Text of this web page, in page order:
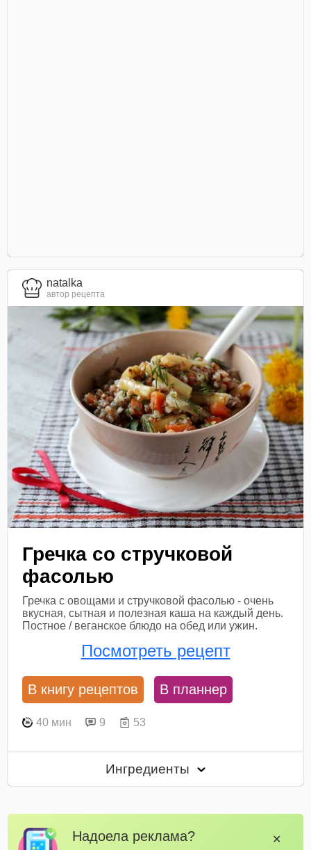
natalka
автор рецепта
Гречка со стручковой
фасолью
Гречка с овощами и стручковой фасолью - очень
вкусная, сытная и полезная каша на каждый день.
Постное / веганское блюдо на обед или ужин.
Посмотреть рецепт
В книгу рецептов В планнер
40 мин 9 53
Ингредиенты
Надоела реклама? ✕